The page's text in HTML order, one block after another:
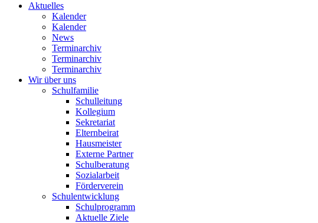
Aktuelles
Kalender
Kalender
News
Terminarchiv
Terminarchiv
Terminarchiv
Wir über uns
Schulfamilie
Schulleitung
Kollegium
Sekretariat
Elternbeirat
Hausmeister
Externe Partner
Schulberatung
Sozialarbeit
Förderverein
Schulentwicklung
Schulprogramm
Aktuelle Ziele